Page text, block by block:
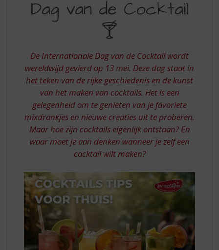
INTERNATIONALE
DE
COCKTAIL
Dag van de Cocktail
🍸
De Internationale Dag van de Cocktail wordt
wereldwijd gevierd op 13 mei. Deze dag staat in
het teken van de rijke geschiedenis en de kunst
van het maken van cocktails. Het is een
gelegenheid om te genieten van je favoriete
mixdrankjes en nieuwe creaties uit te proberen.
Maar hoe zijn cocktails eigenlijk ontstaan? En
waar moet je aan denken wanneer je zelf een
cocktail wilt maken?